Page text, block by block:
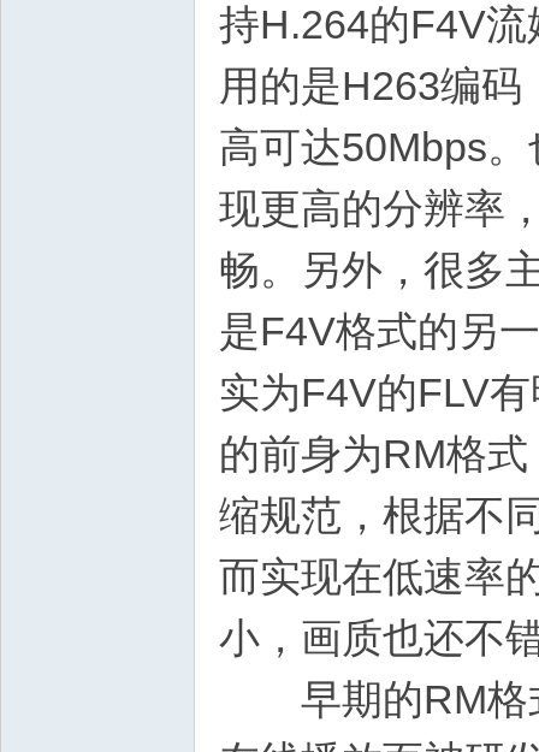
持H.264的F4V
用的是H263编
高可达50Mbps
现更高的分辨率
畅。另外，很多
是F4V格式的另
实为F4V的FLV
的前身为RM格
缩规范，根据不
而实现在低速率
小，画质也还不
早期的RM格